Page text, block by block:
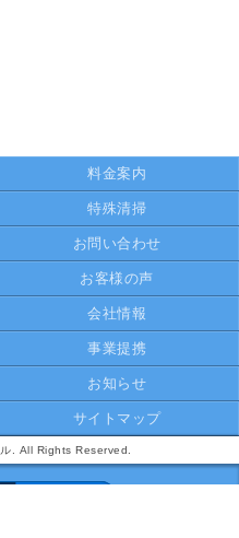
料金案内
特殊清掃
お問い合わせ
お客様の声
会社情報
事業提携
お知らせ
サイトマップ
. All Rights Reserved.